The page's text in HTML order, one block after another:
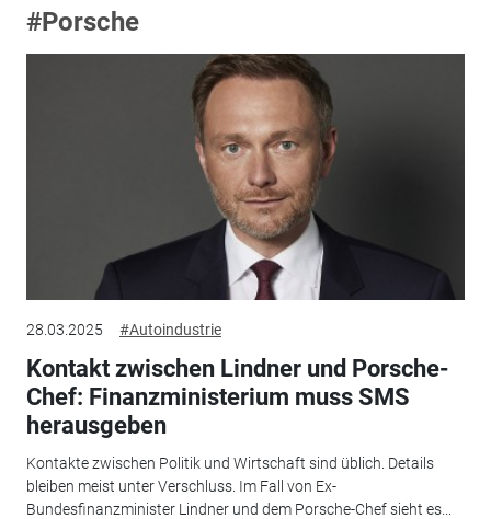
#Porsche
28.03.2025 #Autoindustrie
Kontakt zwischen Lindner und Porsche-
Chef: Finanzministerium muss SMS
herausgeben
Kontakte zwischen Politik und Wirtschaft sind üblich. Details
bleiben meist unter Verschluss. Im Fall von Ex-
Bundesfinanzminister Lindner und dem Porsche-Chef sieht es...